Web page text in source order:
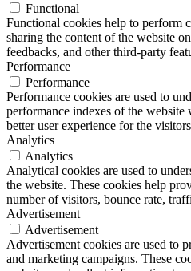
Functional
Functional cookies help to perform
sharing the content of the website
feedbacks, and other third-party
Performance
Performance
Performance cookies are used to
performance indexes of the
better user experience for the
Analytics
Analytics
Analytical cookies are used to
the website. These cookies help
number of visitors, bounce rate,
Advertisement
Advertisement
Advertisement cookies are used to
and marketing campaigns. These